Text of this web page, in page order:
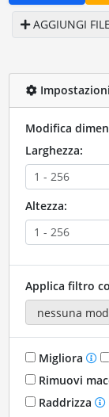
AGGIUNGI
Modifica
Larghezza:
Altezza:
Applica filtro
Migliora
Rimuovi
Raddrizza